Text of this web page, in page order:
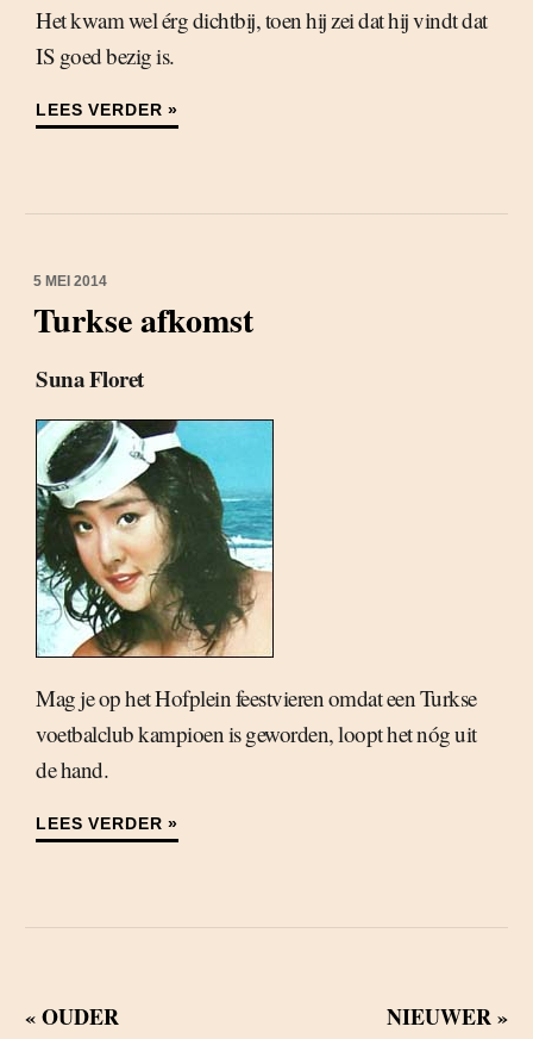
Het kwam wel érg dichtbij, toen hij zei dat hij vindt dat
IS goed bezig is.
LEES VERDER »
5 MEI 2014
Turkse afkomst
Suna Floret
Mag je op het Hofplein feestvieren omdat een Turkse
voetbalclub kampioen is geworden, loopt het nóg uit
de hand.
LEES VERDER »
« OUDER NIEUWER »